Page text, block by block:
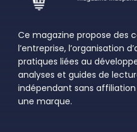
Ce magazine propose des
l’entreprise, l’organisation
pratiques liées au
analyses et guides de
indépendant sans
une marque.